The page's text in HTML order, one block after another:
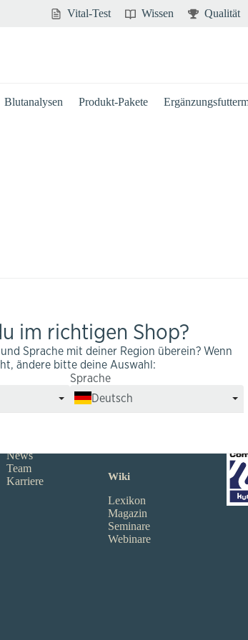
Vital-Test Wissen Qualität
Blutanalysen Produkt-Pakete
News
Team
Karriere
Partner
Reseller
Wiki
Lexikon
Magazin
Seminare
Webinare
im richtigen Shop?
Sprache mit deiner Region überein? Wenn
ändere bitte deine Auswahl:
Sprache
Deutsch